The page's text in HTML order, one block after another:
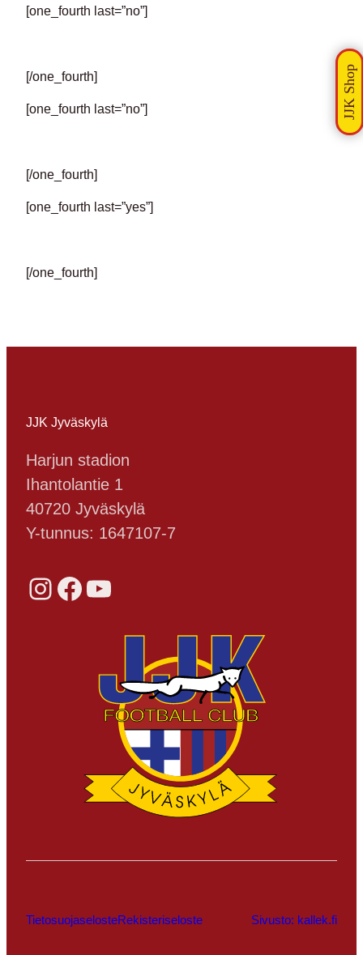
[one_fourth last=”no”]
[/one_fourth]
[one_fourth last=”no”]
[/one_fourth]
[one_fourth last=”yes”]
[/one_fourth]
JJK Jyväskylä
Harjun stadion
Ihantolantie 1
40720 Jyväskylä
Y-tunnus: 1647107-7
Instagram Facebook YouTube
TietosuojaselosteRekisteriseloste Sivusto: kallek.fi